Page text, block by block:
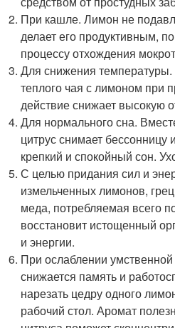
При кашле. Лимон не
делает его продуктивным,
процессу отхождения
Для снижения
теплого чая с лимоном при
действие снижает высокую
Для нормального сна.
цитрус снимает бессонницу
крепкий и спокойный сон.
С целью придания сил и
измельченных лимонов,
меда, потребляемая всего
восстановит истощенный
и энергии.
При ослаблении умственной
снижается память и
нарезать цедру одного
рабочий стол. Аромат